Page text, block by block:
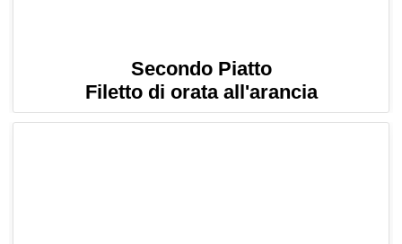
Secondo Piatto
Filetto di orata all'arancia